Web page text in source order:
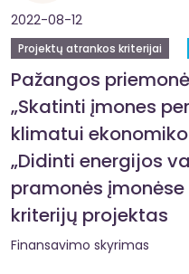
2022-08-12
Projektų atrankos kriterijai
Pažangos
„Skatinti įmones
klimatui
„Didinti energijos
pramonės
kriterijų projektas
Finansavimo skyrimas